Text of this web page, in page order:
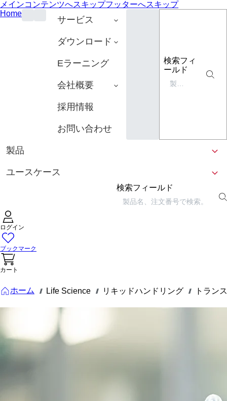
メインコンテンツへスキップフッターへスキップ
Home
サービス
ダウンロード
Eラーニング
会社概要
採用情報
お問い合わせ
検索フィ
ールド
製品
ユースケース
検索フィールド
ログイン
ブックマーク
カート
ホーム /// Life Science /// リキッドハンドリング /// トラン